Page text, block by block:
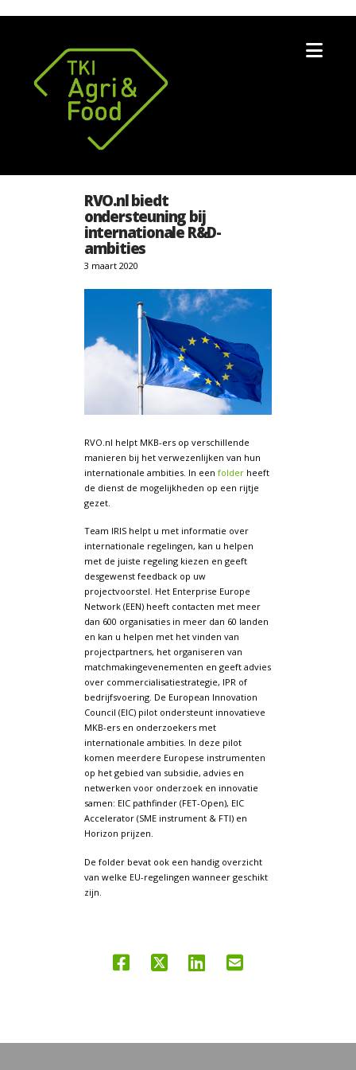
RVO.nl biedt
ondersteuning bij
internationale R&D-
ambities
3 maart 2020
RVO.nl helpt MKB-ers op verschillende
manieren bij het verwezenlijken van hun
internationale ambities. In een folderheeft
de dienst de mogelijkheden op een rijtje
gezet.
Team IRIS helpt u met informatie over
internationale regelingen, kan u helpen
met de juiste regeling kiezen en geeft
desgewenst feedback op uw
projectvoorstel. Het Enterprise Europe
Network (EEN) heeft contacten met meer
dan 600 organisaties in meer dan 60 landen
en kan u helpen met het vinden van
projectpartners, het organiseren van
matchmakingevenementen en geeft advies
over commercialisatiestrategie, IPR of
bedrijfsvoering. De European Innovation
Council (EIC) pilot ondersteunt innovatieve
MKB-ers en onderzoekers met
internationale ambities. In deze pilot
komen meerdere Europese instrumenten
op het gebied van subsidie, advies en
netwerken voor onderzoek en innovatie
samen: EIC pathfinder (FET-Open), EIC
Accelerator (SME instrument & FTI) en
Horizon prijzen.
De folder bevat ook een handig overzicht
van welke EU-regelingen wanneer geschikt
zijn.